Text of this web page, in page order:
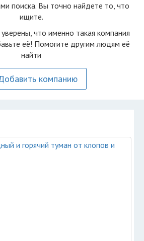
поиска. Вы точно найдете то, что
ищите.
что именно такая компания
её! Помогите другим людям её
найти
компанию